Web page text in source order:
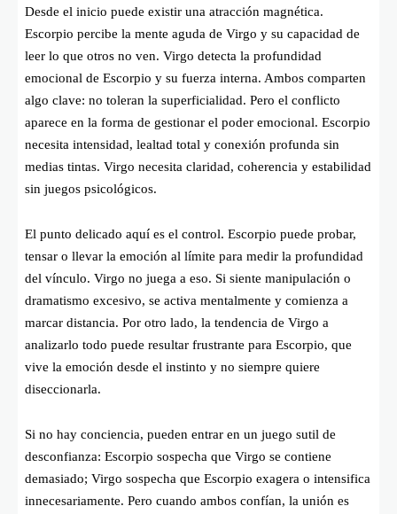
Desde el inicio puede existir una atracción magnética.
Escorpio percibe la mente aguda de Virgo y su capacidad de
leer lo que otros no ven. Virgo detecta la profundidad
emocional de Escorpio y su fuerza interna. Ambos comparten
algo clave: no toleran la superficialidad. Pero el conflicto
aparece en la forma de gestionar el poder emocional. Escorpio
necesita intensidad, lealtad total y conexión profunda sin
medias tintas. Virgo necesita claridad, coherencia y estabilidad
sin juegos psicológicos.
El punto delicado aquí es el control. Escorpio puede probar,
tensar o llevar la emoción al límite para medir la profundidad
del vínculo. Virgo no juega a eso. Si siente manipulación o
dramatismo excesivo, se activa mentalmente y comienza a
marcar distancia. Por otro lado, la tendencia de Virgo a
analizarlo todo puede resultar frustrante para Escorpio, que
vive la emoción desde el instinto y no siempre quiere
diseccionarla.
Si no hay conciencia, pueden entrar en un juego sutil de
desconfianza: Escorpio sospecha que Virgo se contiene
demasiado; Virgo sospecha que Escorpio exagera o intensifica
innecesariamente. Pero cuando ambos confían, la unión es